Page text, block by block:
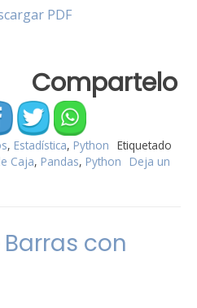
PDF
Compartelo
, Estadística, Python Etiquetado
Caja, Pandas, Python
Deja un
con